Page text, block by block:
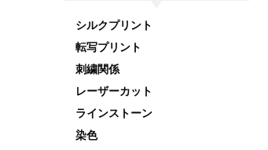
シルクプリント
転写プリント
刺繍関係
レーザーカット
ラインストーン
染色